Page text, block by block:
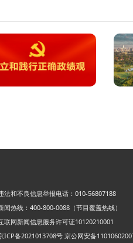
法和不良信息举报电话：010-56807188
闻热线：400-800-0088（节目覆盖热线）
联网新闻信息服务许可证10120210001
ICP备2021013708号 京公网安备